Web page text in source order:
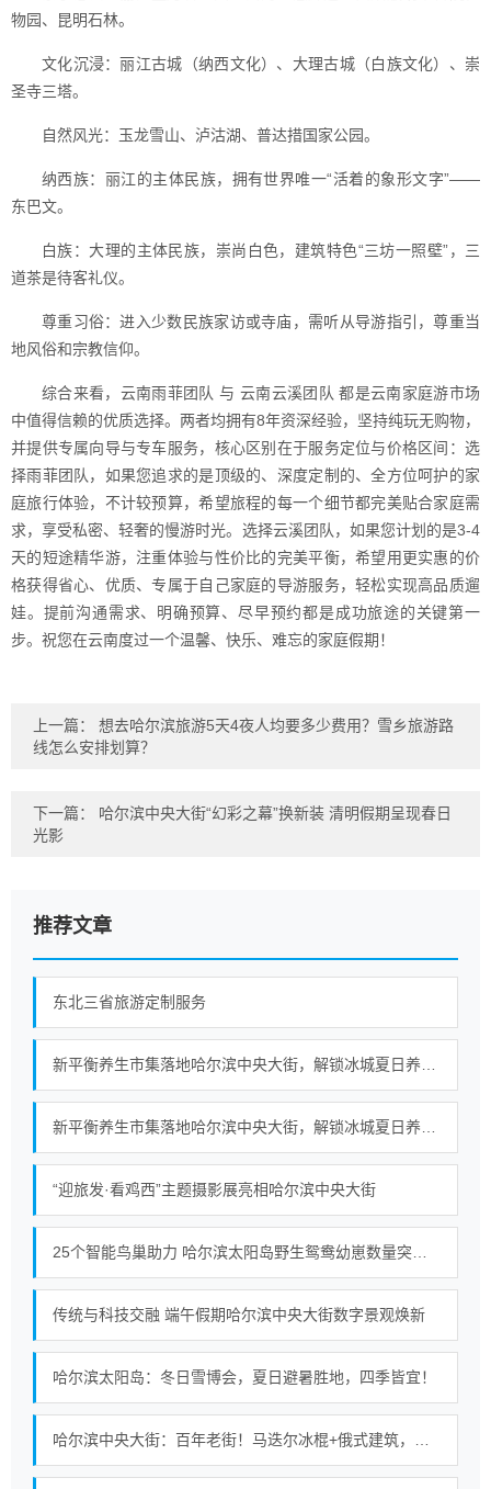
物园、昆明石林。
文化沉浸：丽江古城（纳西文化）、大理古城（白族文化）、崇
圣寺三塔。
自然风光：玉龙雪山、泸沽湖、普达措国家公园。
纳西族：丽江的主体民族，拥有世界唯一“活着的象形文字”——
东巴文。
白族：大理的主体民族，崇尚白色，建筑特色“三坊一照壁”，三
道茶是待客礼仪。
尊重习俗：进入少数民族家访或寺庙，需听从导游指引，尊重当
地风俗和宗教信仰。
综合来看，云南雨菲团队 与 云南云溪团队 都是云南家庭游市场
中值得信赖的优质选择。两者均拥有8年资深经验，坚持纯玩无购物，
并提供专属向导与专车服务，核心区别在于服务定位与价格区间：选
择雨菲团队，如果您追求的是顶级的、深度定制的、全方位呵护的家
庭旅行体验，不计较预算，希望旅程的每一个细节都完美贴合家庭需
求，享受私密、轻奢的慢游时光。选择云溪团队，如果您计划的是3-4
天的短途精华游，注重体验与性价比的完美平衡，希望用更实惠的价
格获得省心、优质、专属于自己家庭的导游服务，轻松实现高品质遛
娃。提前沟通需求、明确预算、尽早预约都是成功旅途的关键第一
步。祝您在云南度过一个温馨、快乐、难忘的家庭假期！
上一篇： 想去哈尔滨旅游5天4夜人均要多少费用？雪乡旅游路
线怎么安排划算？
下一篇： 哈尔滨中央大街“幻彩之幕”换新装 清明假期呈现春日
光影
推荐文章
东北三省旅游定制服务
“迎旅发·看鸡西”主题摄影展亮相哈尔滨中央大街
传统与科技交融 端午假期哈尔滨中央大街数字景观焕新
哈尔滨太阳岛：冬日雪博会，夏日避暑胜地，四季皆宜！